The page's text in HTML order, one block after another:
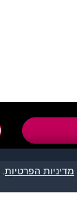
מדיניות הפרטיות